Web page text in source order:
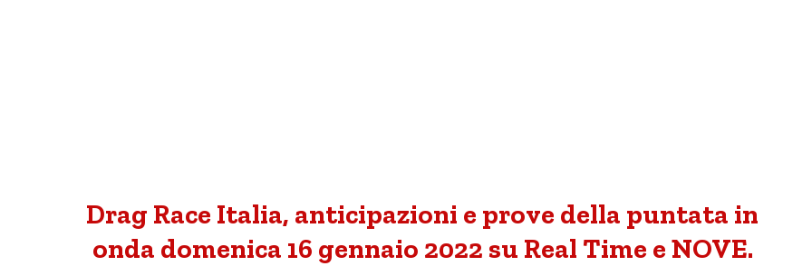
Drag Race Italia, anticipazioni e prove della puntata in
onda domenica 16 gennaio 2022 su Real Time e NOVE.